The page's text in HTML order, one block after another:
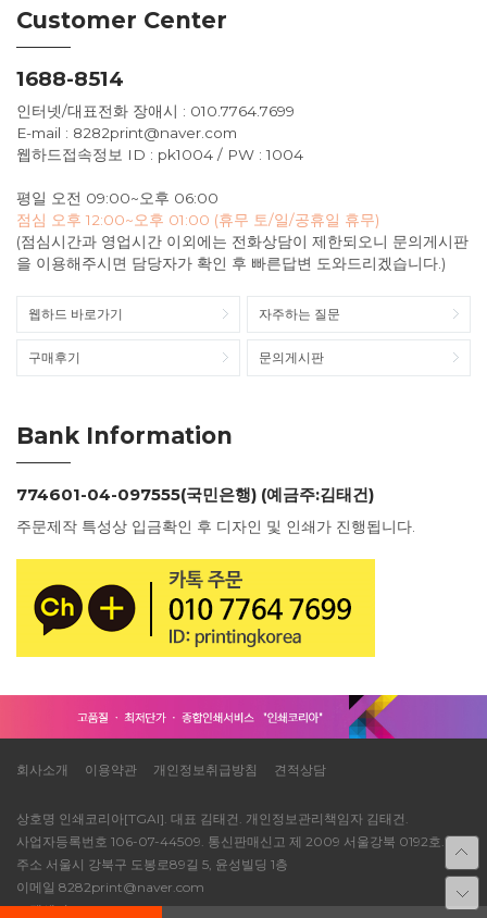
Customer Center
1688-8514
인터넷/대표전화 장애시 : 010.7764.7699
E-mail : 8282print@naver.com
웹하드접속정보 ID : pk1004 / PW : 1004
평일 오전 09:00~오후 06:00
점심 오후 12:00~오후 01:00 (휴무 토/일/공휴일 휴무)
(점심시간과 영업시간 이외에는 전화상담이 제한되오니 문의게시판
을 이용해주시면 담당자가 확인 후 빠른답변 도와드리겠습니다.)
웹하드 바로가기 자주하는 질문
구매후기 문의게시판
Bank Information
774601-04-097555(국민은행) (예금주:김태건)
주문제작 특성상 입금확인 후 디자인 및 인쇄가 진행됩니다.
회사소개 이용약관 개인정보취급방침 견적상담
상호명 인쇄코리아[TGAI]. 대표 김태건. 개인정보관리책임자 김태건.
사업자등록번호 106-07-44509. 통신판매신고 제 2009 서울강북 0192호.
주소 서울시 강북구 도봉로89길 5, 윤성빌딩 1층
이메일 8282print@naver.com
고객센터 TEL 1688-8514